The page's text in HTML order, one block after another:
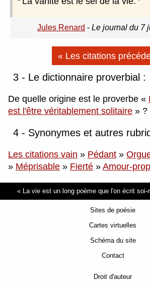
Jules Renard - Le journal du 7
« Les citations
3 - Le dictionnaire proverbial :
De quelle origine est le proverbe
est l'être véritablement solitaire
?
4 - Synonymes et autres
Les citations vain » Pédant »
» Méprisable » Fierté » Amour-
La vie est un long poème que l'on écrit soi-
Sites de poésie
Cartes virtuelles
Schéma du site
Contact
Droit d'auteur